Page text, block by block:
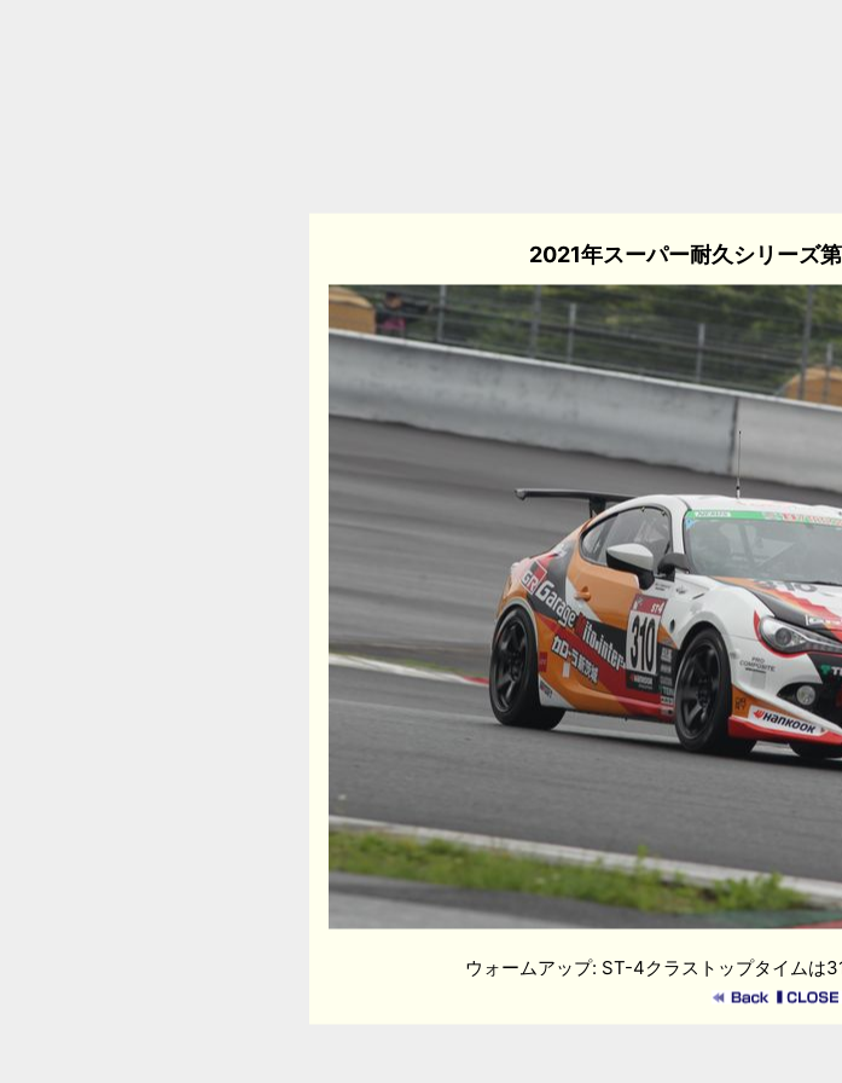
2021年スーパー耐久シリーズ
ウォームアップ: ST-4クラストップタイムは